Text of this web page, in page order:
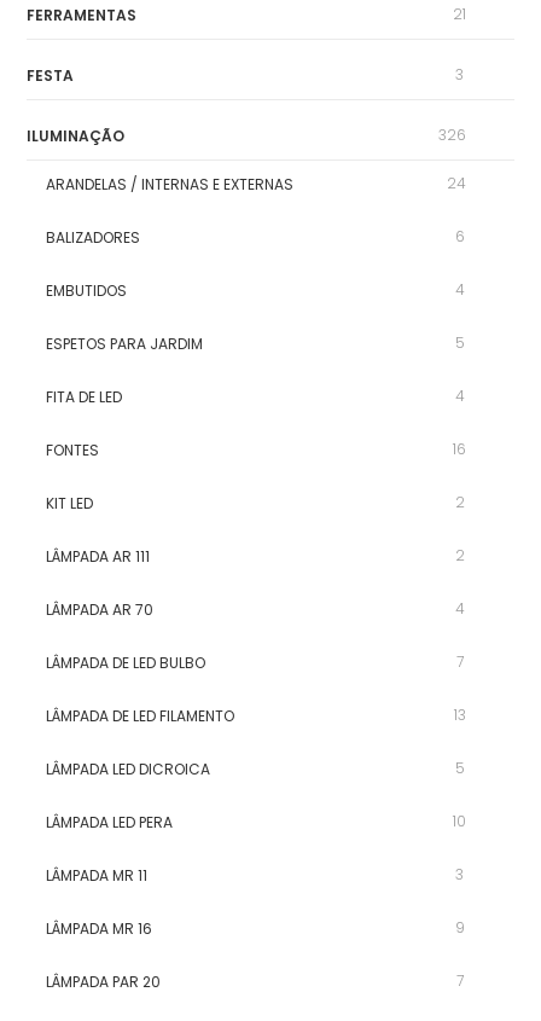
FERRAMENTAS 21
FESTA 3
ILUMINAÇÃO 326
ARANDELAS / INTERNAS E EXTERNAS 24
BALIZADORES 6
EMBUTIDOS 4
ESPETOS PARA JARDIM 5
FITA DE LED 4
FONTES 16
KIT LED 2
LÂMPADA AR 111 2
LÂMPADA AR 70 4
LÂMPADA DE LED BULBO 7
LÂMPADA DE LED FILAMENTO 13
LÂMPADA LED DICROICA 5
LÂMPADA LED PERA 10
LÂMPADA MR 11 3
LÂMPADA MR 16 9
LÂMPADA PAR 20 7